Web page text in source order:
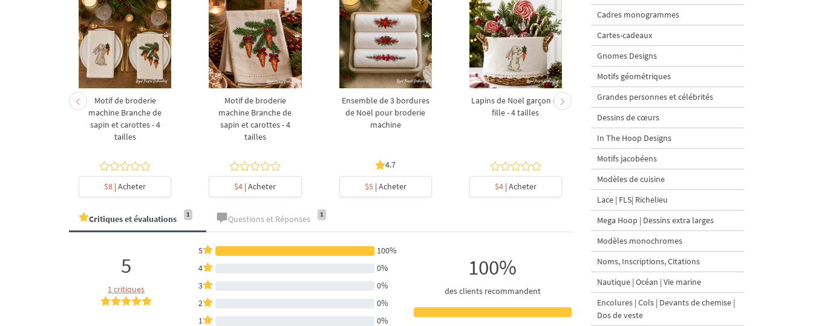
Motif de broderie
machine Branche de
sapin et carottes - 4
tailles
$8 | Acheter
Motif de broderie
machine Branche de
sapin et carottes - 4
tailles
$4 | Acheter
Ensemble de 3 bordures
de Noël pour broderie
machine
4.7
$5| Acheter
Lapins de Noël garçon et
fille - 4 tailles
$4| Acheter
Chevreau au nœud rouge
– broderie machine, 4
Critiques et évaluations 1 Questions et Réponses 1
5
1 critiques
5
100%
4
0%
3
0%
2
0%
1
0%
100%
des clients recommandent
Cadres monogrammes
Cartes-cadeaux
Gnomes Designs
Motifs géométriques
Grandes personnes et célébrités
Dessins de cœurs
In The Hoop Designs
Motifs jacobéens
Modèles de cuisine
Lace | FLS| Richelieu
Mega Hoop | Dessins extra larges
Modèles monochromes
Noms, Inscriptions, Citations
Nautique | Océan | Vie marine
Encolures | Cols | Devants de chemise |
Dos de veste